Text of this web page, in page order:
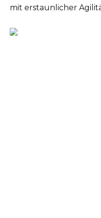
mit erstaunlicher